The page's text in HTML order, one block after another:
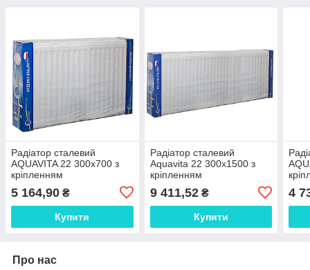
Радіатор сталевий
AQUAVITA 22 300х700 з
кріпленням
5 164,90 ₴
Купити
Радіатор сталевий
Aquavita 22 300х1500 з
кріпленням
9 411,52₴
Купити
4
Про нас